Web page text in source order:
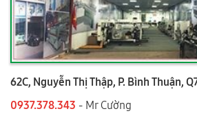
62C, Nguyễn Thị Thập, P. Bình Thuận,
0937.378.343 - Mr Cường